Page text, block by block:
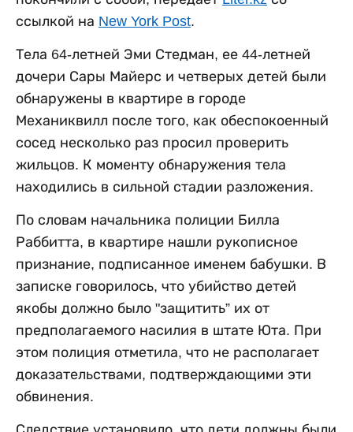
ссылкой на New York Post.
Тела 64-летней Эми Стедман, ее 44-летней
дочери Сары Майерс и четверых детей были
обнаружены в квартире в городе
Механиквилл после того, как обеспокоенный
сосед несколько раз просил проверить
жильцов. К моменту обнаружения тела
находились в сильной стадии разложения.
По словам начальника полиции Билла
Раббитта, в квартире нашли рукописное
признание, подписанное именем бабушки. В
записке говорилось, что убийство детей
якобы должно было "защитить” их от
предполагаемого насилия в штате Юта. При
этом полиция отметила, что не располагает
доказательствами, подтверждающими эти
обвинения.